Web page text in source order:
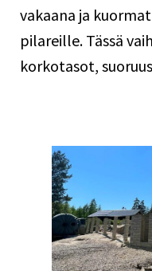
vakaana ja
pilareille. Tässä
korkotasot,